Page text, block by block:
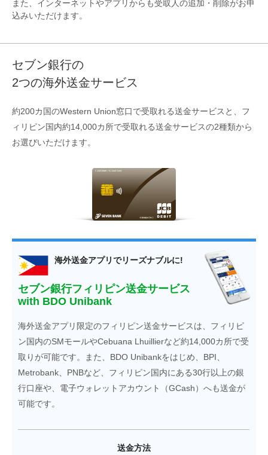
また、インターネットやアプリからも受取人の追加・削除がお申
込みいただけます。
セブン銀行の
2つの海外送金サービス
約200カ国のWestern Union窓口で受取れる送金サービスと、フ
ィリピン国内約14,000カ所で受取れる送金サービスの2種類から
お選びいただけます。
海外送金アプリでリーズナブルに!
セブン銀行フィリピン送金サービス
with BDO Unibank
海外送金アプリ限定のフィリピン送金サービスは、フィリピ
ン国内のSMモールやCebuana Lhuillierなど約14,000カ所で受
取りが可能です。また、BDO Unibankをはじめ、BPI、
Metrobank、PNBなど、フィリピン国内にある30行以上の銀
行口座や、電子ウォレットアカウント（GCash）へも送金が
可能です。
送金方法